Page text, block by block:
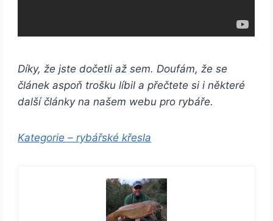
Díky, že jste dočetli až sem. Doufám, že se
článek aspoň trošku líbil a přečtete si i některé
další články na našem webu pro rybáře.
Kategorie – rybářské křesla